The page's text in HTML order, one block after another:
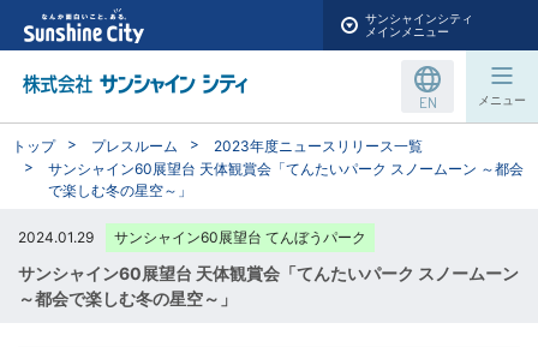
サンシャインシティ
メインメニュー
EN メニュー
トップ プレスルーム
2023年度ニュースリリース一覧
サンシャイン60展望台 天体観賞会「てんたいパーク スノームーン ～都会
で楽しむ冬の星空～」
2024.01.29 サンシャイン60展望台 てんぼうパーク
サンシャイン60展望台 天体観賞会「てんたいパーク スノームーン
～都会で楽しむ冬の星空～」